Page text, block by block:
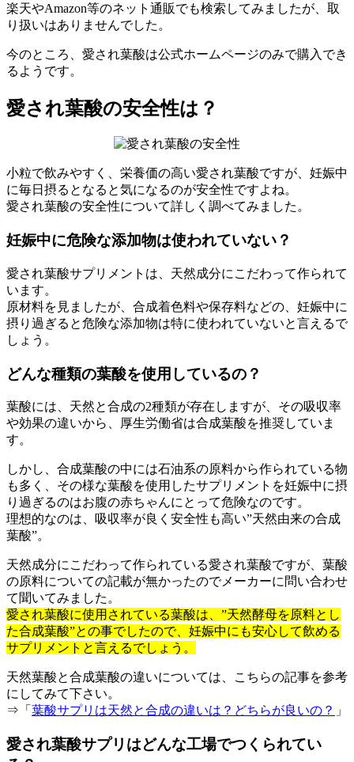
楽天やAmazon等のネット通販でも検索してみましたが、取
り扱いはありませんでした。
今のところ、愛され葉酸は公式ホームページのみで購入でき
るようです。
愛され葉酸の安全性は？
小粒で飲みやすく、栄養価の高い愛され葉酸ですが、妊娠中
に毎日摂るとなると気になるのが安全性ですよね。
愛され葉酸の安全性について詳しく調べてみました。
妊娠中に危険な添加物は使われていない？
愛され葉酸サプリメントは、天然成分にこだわって作られて
います。
原材料を見ましたが、合成着色料や保存料などの、妊娠中に
摂り過ぎると危険な添加物は特に使われていないと言えるで
しょう。
どんな種類の葉酸を使用しているの？
葉酸には、天然と合成の2種類が存在しますが、その吸収率
や効果の違いから、厚生労働省は合成葉酸を推奨していま
す。
しかし、合成葉酸の中には石油系の原料から作られている物
も多く、その様な葉酸を使用したサプリメントを妊娠中に摂
り過ぎるのはお腹の赤ちゃんにとって危険なのです。
理想的なのは、吸収率が良く安全性も高い”天然由来の合成
葉酸”。
天然成分にこだわって作られている愛され葉酸ですが、葉酸
の原料についての記載が無かったのでメーカーに問い合わせ
て聞いてみました。
愛され葉酸に使用されている葉酸は、”天然酵母を原料とし
た合成葉酸”との事でしたので、妊娠中にも安心して飲める
サプリメントと言えるでしょう。
天然葉酸と合成葉酸の違いについては、こちらの記事を参考
にしてみて下さい。
⇒「 葉酸サプリは天然と合成の違いは？どちらが良いの？ 」
愛され葉酸サプリはどんな工場でつくられてい